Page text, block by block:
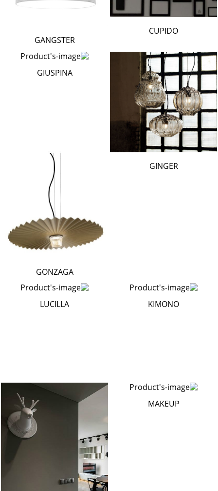
CUPIDO
GANGSTER
GINGER
GIUSPINA
GONZAGA
KIMONO
LUCILLA
MAKEUP